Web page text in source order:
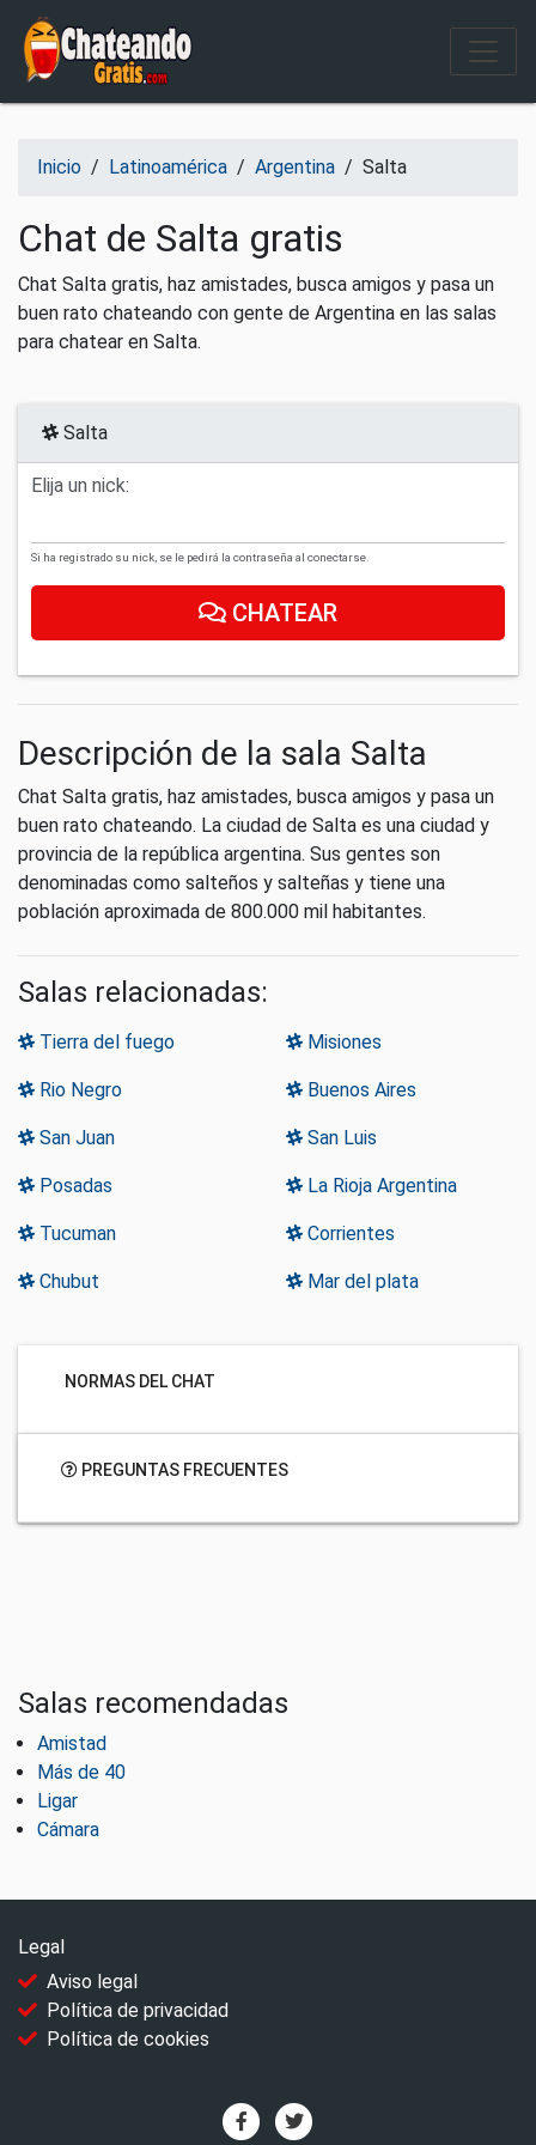
Salir del contenido
Inicio / Latinoamérica / Argentina / Salta
Chat de Salta gratis
Chat Salta gratis, haz amistades, busca amigos y pasa un
buen rato chateando con gente de Argentina en las salas
para chatear en Salta.
Salta
Elija un nick:
Si ha registrado su nick, se le pedirá la contraseña al conectarse.
CHATEAR
Descripción de la sala Salta
Chat Salta gratis, haz amistades, busca amigos y pasa un
buen rato chateando. La ciudad de Salta es una ciudad y
provincia de la república argentina. Sus gentes son
denominadas como salteños y salteñas y tiene una
población aproximada de 800.000 mil habitantes.
Salas relacionadas:
Tierra del fuego Misiones
Rio Negro Buenos Aires
San Juan San Luis
Posadas La Rioja Argentina
Tucuman Corrientes
Chubut Mar del plata
NORMAS DEL CHAT
PREGUNTAS FRECUENTES
Salas recomendadas
Amistad
Más de 40
Ligar
Cámara
Legal
Aviso legal
Política de privacidad
Política de cookies